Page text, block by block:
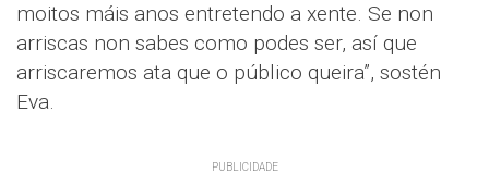
moitos máis anos entretendo a xente. Se non
arriscas non sabes como podes ser, así que
arriscaremos ata que o público queira”, sostén
Eva.